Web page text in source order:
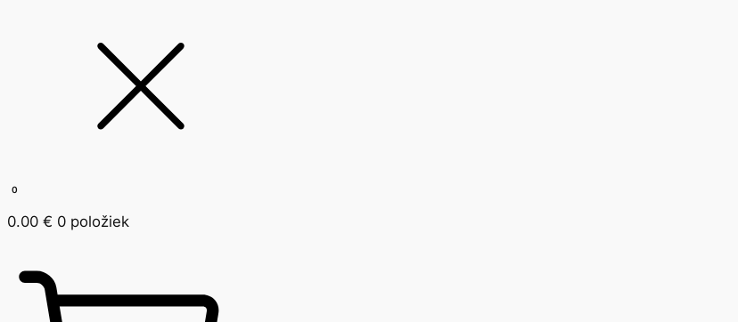
0
0.00 € 0 položiek